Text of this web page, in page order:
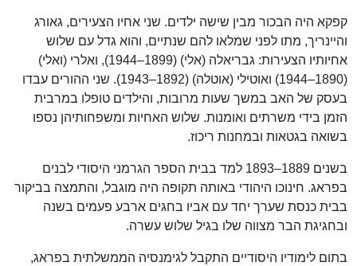
קפקא היה הבכור מבין שישה ילדים. שני אחיו הצעירים, גאורג
והיינריך, מתו לפני שמלאו להם שנתיים, והוא גדל עם שלוש
אחיותיו הצעירות: גבריאלה (אלי) (1899–1944), ואלרי (ואלי)
(1890–1944) ואוטילי (אוטלה) (1892–1943). שני ההורים עבדו
בעסק של האב במשך שעות מרובות, והילדים טופלו במרבית
הזמן בידי משרתים ואומנות. שלוש האחיות ומשפחותיהן נספו
בשואה בגטאות ובמחנות ריכוז.
בשנים 1889–1893 למד בבית הספר הגרמני היסודי לבנים
בפראג. חינוכו היהודי באותה תקופה היה מוגבל, והתמצה בביקור
בבית כנסת שערך יחד עם אביו בחגים ארבע פעמים בשנה
ובחגיגת הבר מצווה שלו בגיל שלוש עשרה.
בתום לימודיו היסודיים התקבל לגימנסיה הממשלתית בפראג,